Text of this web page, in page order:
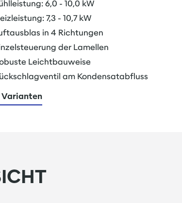
6,0 - 10,0 kW
7,3 - 10,7 kW
in 4 Richtungen
der Lamellen
Leichtbauweise
am Kondensatabfluss
Varianten